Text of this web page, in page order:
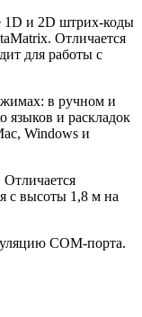
1D и 2D штрих-коды
Отличается
для работы с
в ручном и
языков и раскладок
Windows и
с высоты 1,8 м на
COM-порта.